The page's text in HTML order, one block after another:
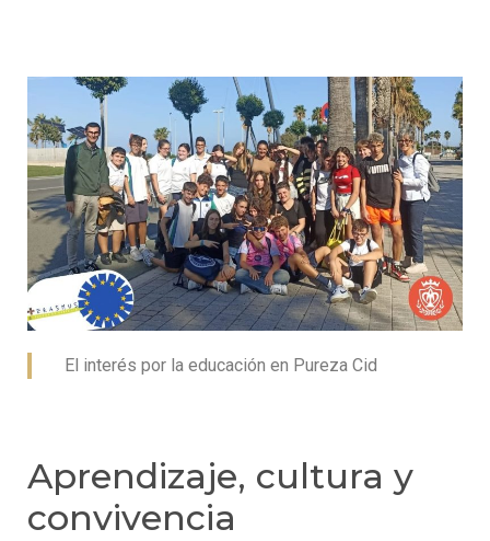
El interés por la educación en Pureza Cid
Aprendizaje, cultura y
convivencia